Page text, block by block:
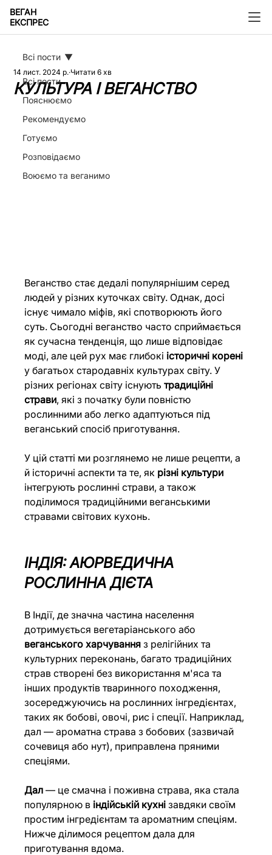
ВЕГАН
ЕКСПРЕС
Всі пости
Пояснюємо
Рекомендуємо
Готуємо
Розповідаємо
Воюємо та веганимо
Всі пости
КУЛЬТУРА І ВЕГАНСТВО
14 лист. 2024 р. Читати 6 хв
Веганство стає дедалі популярнішим серед
людей у різних куточках світу. Однак, досі
існує чимало міфів, які спотворюють його
суть. Сьогодні веганство часто сприймається
як сучасна тенденція, що лише відповідає
моді, але цей рух має глибокі історичні корені
у багатьох стародавніх культурах світу. У
різних регіонах світу існують традиційні
страви, які з початку були повністю
рослинними або легко адаптуються під
веганський спосіб приготування.
У цій статті ми розглянемо не лише рецепти, а
й історичні аспекти та те, як різні культури
інтегрують рослинні страви, а також
поділимося традиційними веганськими
стравами світових кухонь.
ІНДІЯ: АЮРВЕДИЧНА
РОСЛИННА ДІЄТА
В Індії, де значна частина населення
дотримується вегетаріанського або
веганського харчування з релігійних та
культурних переконань, багато традиційних
страв створені без використання м'яса та
інших продуктів тваринного походження,
зосереджуючись на рослинних інгредієнтах,
таких як бобові, овочі, рис і спеції. Наприклад,
дал — ароматна страва з бобових (зазвичай
сочевиця або нут), приправлена пряними
спеціями.
Дал — це смачна і поживна страва, яка стала
популярною в індійській кухні завдяки своїм
простим інгредієнтам та ароматним спеціям.
Нижче ділимося рецептом дала для
приготування вдома.